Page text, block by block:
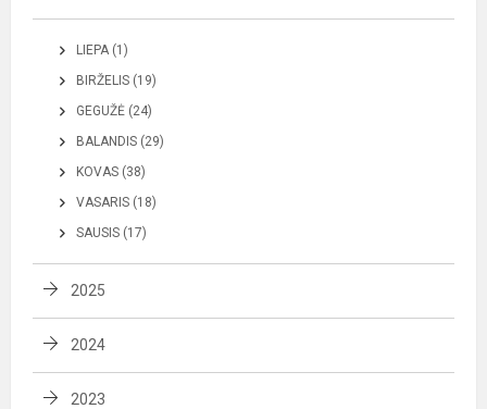
LIEPA (1)
BIRŽELIS (19)
GEGUŽĖ (24)
BALANDIS (29)
KOVAS (38)
VASARIS (18)
SAUSIS (17)
2025
2024
2023